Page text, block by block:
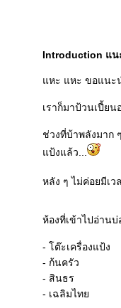
Introduction แ
หะ แหะ ขอแนะ
เราก็มาป้วนเปี้ย
ช่วงที่บ้าพลังมาก
ป้งแล้ว...
หลัง ๆ ไม่ค่อยมีเ
ห้องที่เข้าไปอ่านบ่
- โต๊ะเครื่องแป้ง
- ก้นครัว
- สินธร
- เฉลิมไท